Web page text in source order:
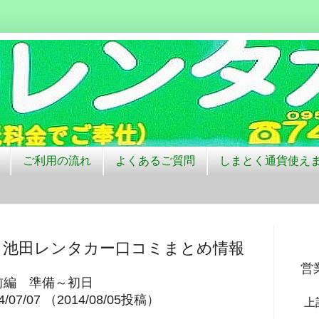
観光ドライブコースがおすすめ
ご利用の流れ よくあるご質問 しまとく通貨使え
田レンタカー口コミまとめ情報
準備～初日
07 （2014/08/05投稿）
営